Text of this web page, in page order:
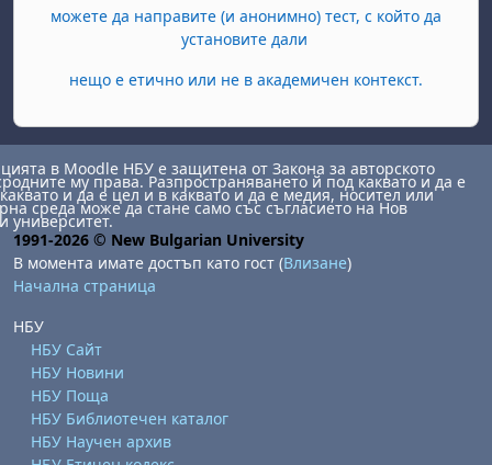
можете да направите (и анонимно) тест, с който да
установите дали
нещо е етично или не в академичен контекст.
в Moodle НБУ е защитена от Закона за авторското
му права. Разпространяването й под каквато и да е
и да е цел и в каквато и да е медия, носител или
среда може да стане само със съгласието на Нов
университет.
1991-2026 © New Bulgarian University
В момента имате достъп като гост (Влизане)
Начална страница
НБУ
НБУ Сайт
НБУ Новини
НБУ Поща
НБУ Библиотечен каталог
НБУ Научен архив